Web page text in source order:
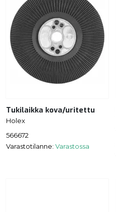
Tukilaikka kova/uritettu
Holex
566672
Varastotilanne: Varastossa